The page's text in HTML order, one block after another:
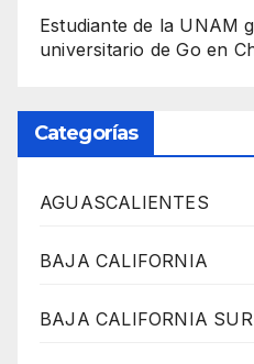
Estudiante de la UNAM
universitario de Go en
Categorías
AGUASCALIENTES
BAJA CALIFORNIA
BAJA CALIFORNIA SUR